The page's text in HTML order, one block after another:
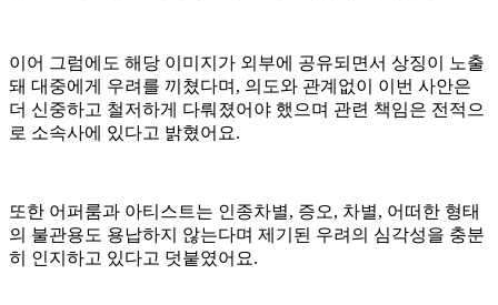
이어 그럼에도 해당 이미지가 외부에 공유되면서 상징이 노출
돼 대중에게 우려를 끼쳤다며, 의도와 관계없이 이번 사안은
더 신중하고 철저하게 다뤄졌어야 했으며 관련 책임은 전적으
로 소속사에 있다고 밝혔어요.
또한 어퍼룸과 아티스트는 인종차별, 증오, 차별, 어떠한 형태
의 불관용도 용납하지 않는다며 제기된 우려의 심각성을 충분
히 인지하고 있다고 덧붙였어요.